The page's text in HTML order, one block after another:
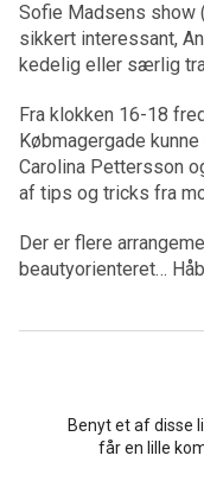
Sofie Madsens show
sikkert interessant,
kedelig eller særlig
Fra klokken 16-18
Købmagergade
Carolina Pettersson
af tips og tricks fra
Der er flere
beautyorienteret…
Benyt et af disse
får en lille